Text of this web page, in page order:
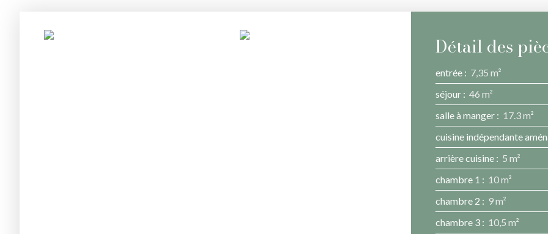
Détail des
entrée : 7,35 m²
séjour : 46 m²
salle à manger : 17.3 m²
cuisine indépendante
arrière cuisine : 5 m²
chambre 1 : 10 m²
chambre 2 : 9 m²
chambre 3 : 10,5 m²